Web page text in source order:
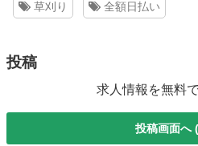
草刈り 全額日払い
投稿
求人情報を無料
投稿画面へ